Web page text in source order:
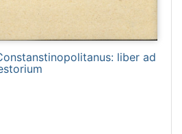
liber ad